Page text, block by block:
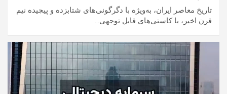
تاریخ معاصر ایران، به‌ویژه با دگرگونی‌های شتابزده و پیچیده نیم
قرن اخیر، با کاستی‌های قابل توجهی…